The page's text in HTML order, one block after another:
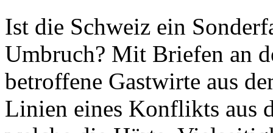
Ist die Schweiz ein
Umbruch? Mit Briefen an
betroffene Gastwirte aus
Linien eines Konflikts aus